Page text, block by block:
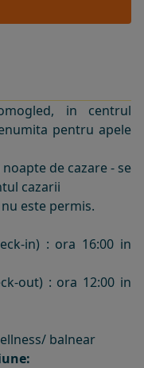
in centrul
pentru apele
noapte de cazare - se
cazarii
este permis.
in) : ora 16:00 in
out) : ora 12:00 in
balnear